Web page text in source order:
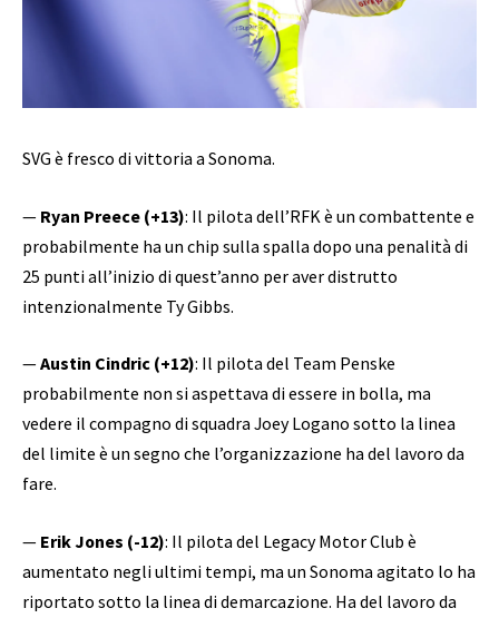
SVG è fresco di vittoria a Sonoma.
— Ryan Preece (+13): Il pilota dell’RFK è un combattente e
probabilmente ha un chip sulla spalla dopo una penalità di
25 punti all’inizio di quest’anno per aver distrutto
intenzionalmente Ty Gibbs.
— Austin Cindric (+12): Il pilota del Team Penske
probabilmente non si aspettava di essere in bolla, ma
vedere il compagno di squadra Joey Logano sotto la linea
del limite è un segno che l’organizzazione ha del lavoro da
fare.
— Erik Jones (-12): Il pilota del Legacy Motor Club è
aumentato negli ultimi tempi, ma un Sonoma agitato lo ha
riportato sotto la linea di demarcazione. Ha del lavoro da